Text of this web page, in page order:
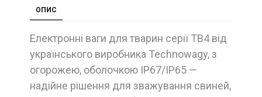
ОПИС
Електронні ваги для тварин серії ТВ4 від
українського виробника Technowagy, з
огорожею, оболочкою IP67/IP65 —
надійне рішення для зважування свиней,